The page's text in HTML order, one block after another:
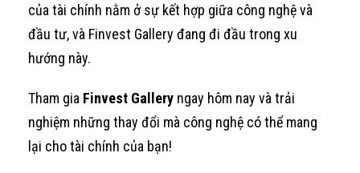
của tài chính nằm ở sự kết hợp giữa công nghệ và
đầu tư, và Finvest Gallery đang đi đầu trong xu
hướng này.
Tham gia Finvest Gallery ngay hôm nay và trải
nghiệm những thay đổi mà công nghệ có thể mang
lại cho tài chính của bạn!